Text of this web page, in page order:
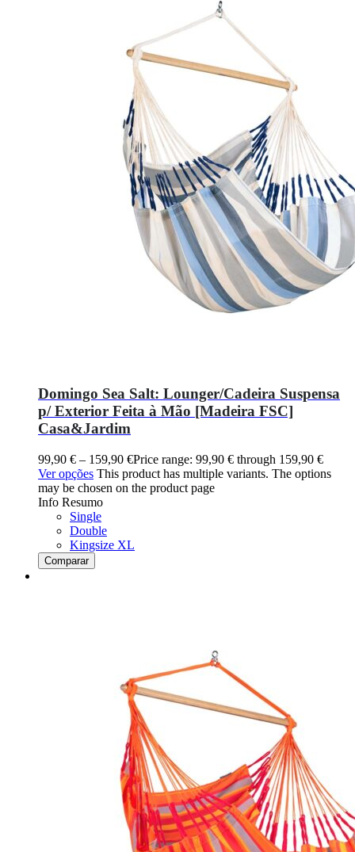
Domingo Sea Salt: Lounger/Cadeira Suspensa
p/ Exterior Feita à Mão [Madeira FSC]
Casa&Jardim
99,90 € – 159,90 €Price range: 99,90 € through 159,90 €
Ver opções This product has multiple variants. The options
may be chosen on the product page
Info Resumo
Single
Double
Kingsize XL
Comparar